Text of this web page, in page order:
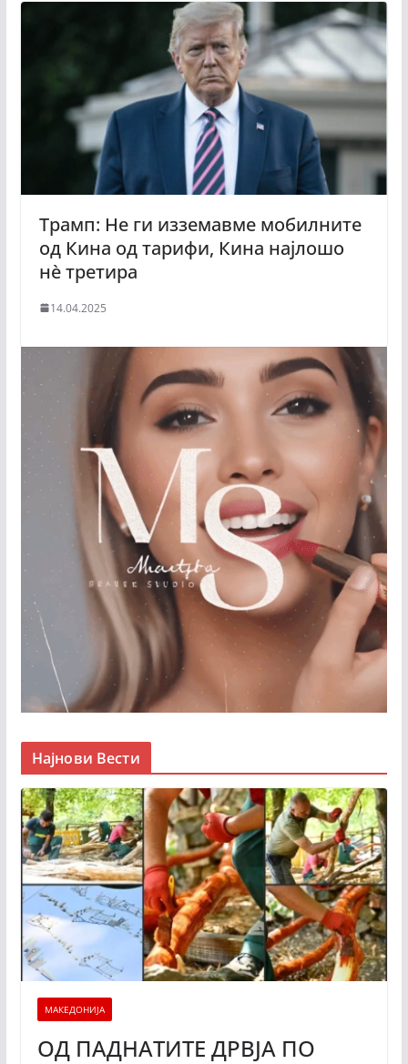
Трамп: Не ги изземавме мобилните
од Кина од тарифи, Кина најлошо
нè третира
14.04.2025
Најнови Вести
МАКЕДОНИЈА
ОД ПАДНАТИТЕ ДРВЈА ПО